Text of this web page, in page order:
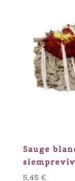
Sauge
5,45 €